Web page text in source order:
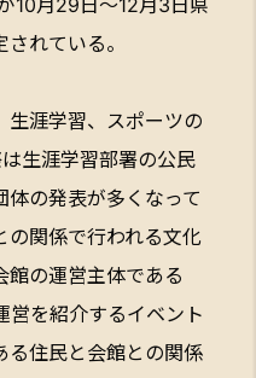
10月29日～12月3日県
れている。
生涯学習、スポーツの
生涯学習部署の公民
の発表が多くなって
の関係で行われる文化
館の運営主体である
営を紹介するイベント
る住民と会館との関係